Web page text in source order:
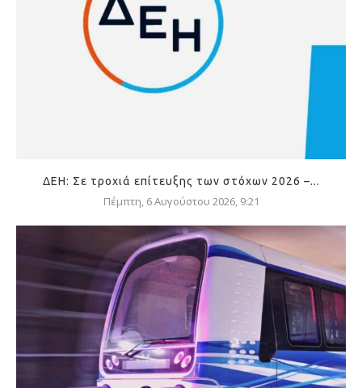
ΔΕΗ: Σε τροχιά επίτευξης των στόχων 2026 –...
Πέμπτη, 6 Αυγούστου 2026, 9:21